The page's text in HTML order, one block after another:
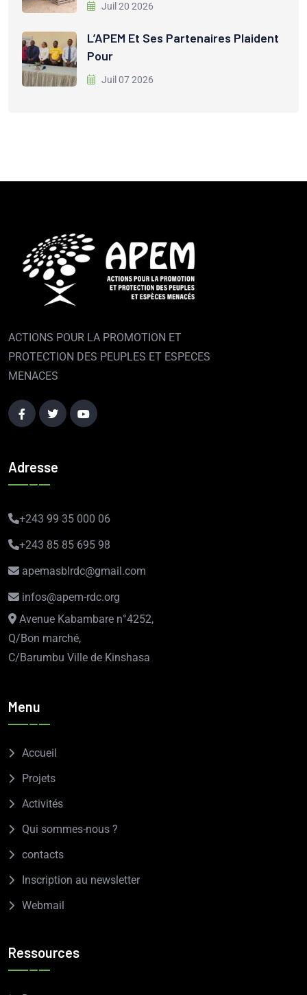
Juil 20 2026
L’APEM Et Ses Partenaires Plaident
Pour
Juil 07 2026
ACTIONS POUR LA PROMOTION ET
PROTECTION DES PEUPLES ET ESPECES
MENACES
Adresse
+243 99 35 000 06
+243 85 85 695 98
apemasblrdc@gmail.com
infos@apem-rdc.org
Avenue Kabambare n°4252,
Q/Bon marché,
C/Barumbu Ville de Kinshasa
Menu
Accueil
Projets
Activités
Qui sommes-nous ?
contacts
Inscription au newsletter
Webmail
Ressources